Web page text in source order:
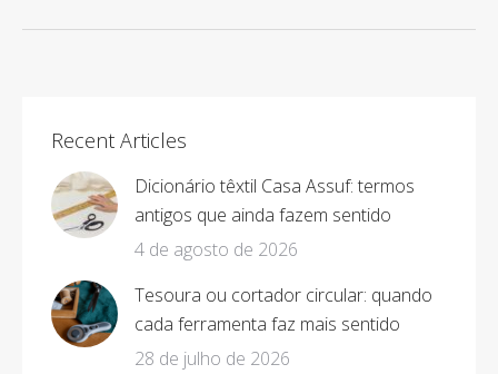
Recent Articles
Dicionário têxtil Casa Assuf: termos
antigos que ainda fazem sentido
4 de agosto de 2026
Tesoura ou cortador circular: quando
cada ferramenta faz mais sentido
28 de julho de 2026